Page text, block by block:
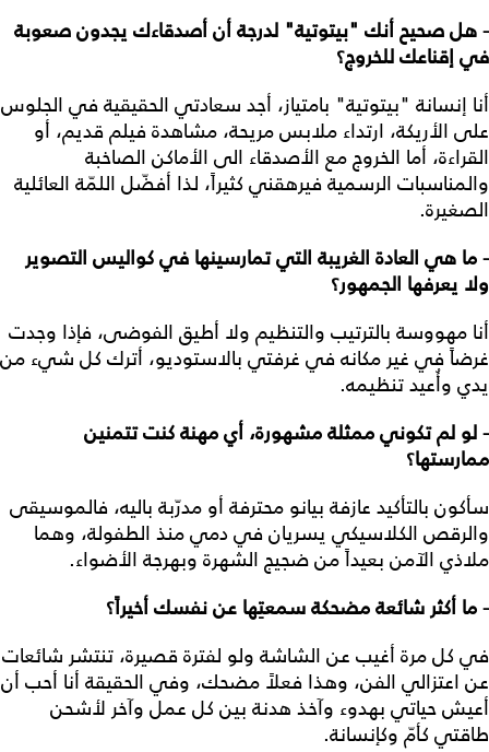
- هل صحيح أنك "بيتوتية" لدرجة أن أصدقاءك يجدون صعوبة
في إقناعك للخروج؟
أنا إنسانة "بيتوتية" بامتياز، أجد سعادتي الحقيقية في الجلوس
على الأريكة، ارتداء ملابس مريحة، مشاهدة فيلم قديم، أو
القراءة، أما الخروج مع الأصدقاء الى الأماكن الصاخبة
والمناسبات الرسمية فيرهقني كثيراً، لذا أفضّل اللمّة العائلية
الصغيرة.
- ما هي العادة الغريبة التي تمارسينها في كواليس التصوير
ولا يعرفها الجمهور؟
أنا مهووسة بالترتيب والتنظيم ولا أطيق الفوضى، فإذا وجدت
غرضاً في غير مكانه في غرفتي بالاستوديو، أترك كل شيء من
يدي وأُعيد تنظيمه.
- لو لم تكوني ممثلة مشهورة، أي مهنة كنت تتمنين
ممارستها؟
سأكون بالتأكيد عازفة بيانو محترفة أو مدرّبة باليه، فالموسيقى
والرقص الكلاسيكي يسريان في دمي منذ الطفولة، وهما
ملاذي الآمن بعيداً من ضجيج الشهرة وبهرجة الأضواء.
- ما أكثر شائعة مضحكة سمعتِها عن نفسك أخيراً؟
في كل مرة أغيب عن الشاشة ولو لفترة قصيرة، تنتشر شائعات
عن اعتزالي الفن، وهذا فعلاً مضحك، وفي الحقيقة أنا أحب أن
أعيش حياتي بهدوء وآخذ هدنة بين كل عمل وآخر لأشحن
طاقتي كأمّ وكإنسانة.